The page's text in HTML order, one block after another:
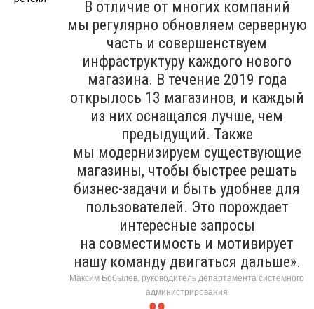
В отличие от многих компаний
мы регулярно обновляем серверную
часть и совершенствуем
инфраструктуру каждого нового
магазина. В течение 2019 года
открылось 13 магазинов, и каждый
из них оснащался лучше, чем
предыдущий. Также
мы модернизируем существующие
магазины, чтобы быстрее решать
бизнес-задачи и быть удобнее для
пользователей. Это порождает
интересные запросы
на совместимость и мотивирует
нашу команду двигаться дальше».
Максим Бобылев, руководитель департамента системного
администрирования